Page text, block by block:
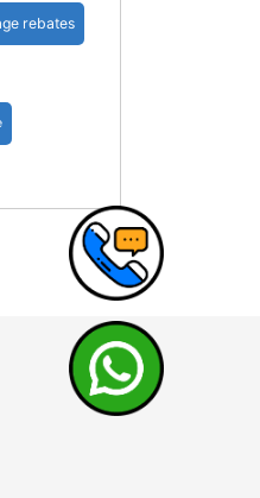
rebates